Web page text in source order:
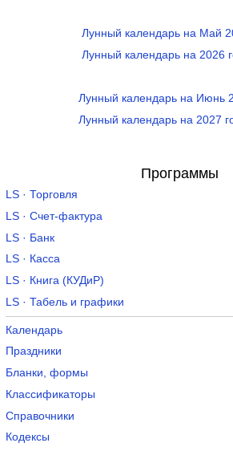
Лунный календарь на Май
Лунный календарь на 2026
Лунный календарь на Июнь
Лунный календарь на 2027
Программы
LS · Торговля
LS · Счет-фактура
LS · Банк
LS · Касса
LS · Книга (КУДиР)
LS · Табель и графики
Календарь
Праздники
Бланки, формы
Классификаторы
Справочники
Кодексы